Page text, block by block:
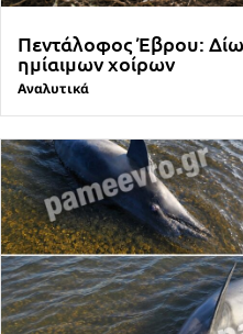
Πεντάλοφος Έβρου:
ημίαιμων χοίρων
Αναλυτικά